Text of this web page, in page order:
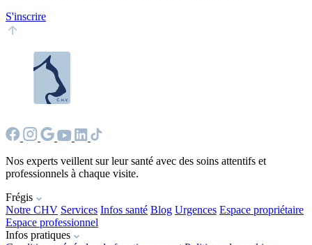
S'inscrire
Nos experts veillent sur leur santé avec des soins attentifs et
professionnels à chaque visite.
Frégis
Notre CHV Services Infos santé Blog Urgences Espace propriétaire
Espace professionnel
Infos pratiques